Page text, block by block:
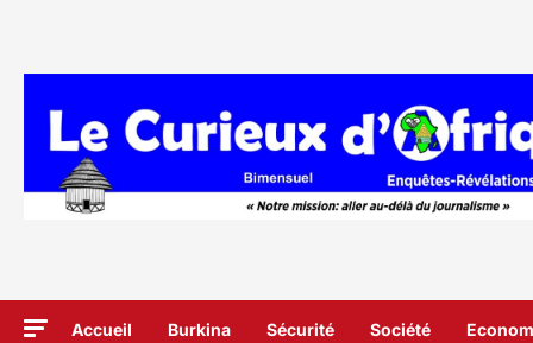
Accueil Burkina Sécurité Société